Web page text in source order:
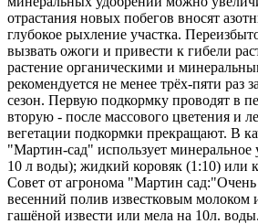
отрастания новых побегов вносят
глубокое рыхление участка.
вызвать ожоги и привести к гибели
растение органическими и
рекомендуется не менее трёх-пяти раз
сезон. Первую подкормку проводят в
вторую - после массового цветения и
вегетации подкормки прекращают. В
"Мартин-сад" использует минеральное
10 л воды); жидкий коровяк (1:10) или
Совет от агронома "Мартин сад:"Очень
весенний полив известковым молоком
гашёной извести или мела на 10л.